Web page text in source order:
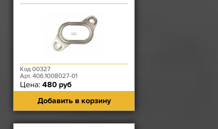
Код 00327
Арт. 406.1008027-01
Цена: 480 руб
Добавить в корзину